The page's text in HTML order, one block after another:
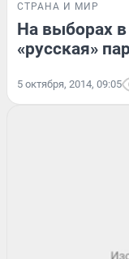
СТРАНА И МИР
На выборах
«русская»
5 октября, 2014, 09:05